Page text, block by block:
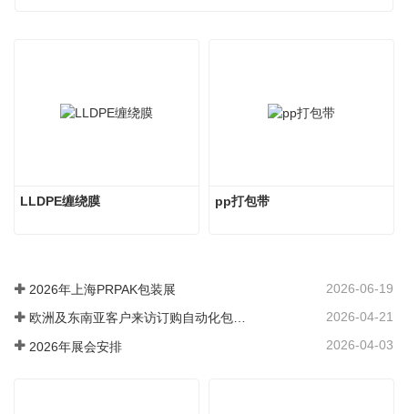
LLDPE缠绕膜 pp打包带
2026年上海PRPAK包装展 2026-06-19
欧洲及东南亚客户来访订购自动化包装流水线 2026-04-21
2026年展会安排 2026-04-03